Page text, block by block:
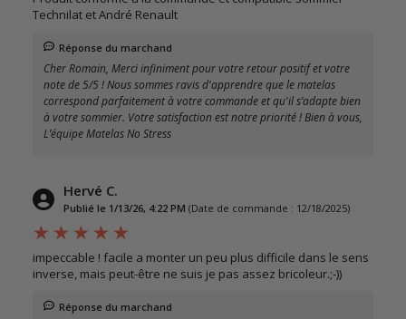
Technilat et André Renault
Réponse du marchand
Cher Romain, Merci infiniment pour votre retour positif et votre
note de 5/5 ! Nous sommes ravis d'apprendre que le matelas
correspond parfaitement à votre commande et qu'il s’adapte bien
à votre sommier. Votre satisfaction est notre priorité ! Bien à vous,
L’équipe Matelas No Stress
Hervé C.
Publié le 1/13/26, 4:22 PM (Date de commande : 12/18/2025)
impeccable ! facile a monter un peu plus difficile dans le sens
inverse, mais peut-être ne suis je pas assez bricoleur.;-))
Réponse du marchand